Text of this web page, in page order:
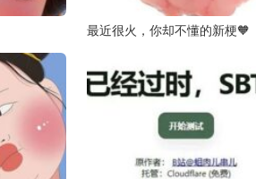
最近很火，你却不懂的新梗🧡